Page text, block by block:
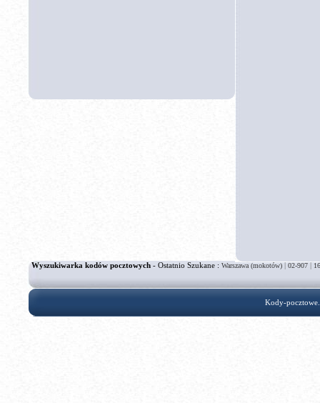
Wyszukiwarka kodów pocztowych - Ostatnio Szukane : Warszawa (mokotów)|02-907|
Kody-